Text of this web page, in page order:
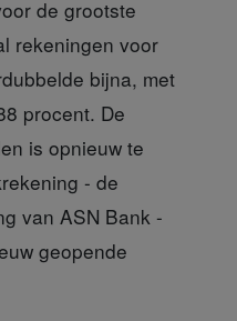
de grootste
rekeningen voor
bijna, met
procent. De
is opnieuw te
- de
van ASN Bank -
geopende